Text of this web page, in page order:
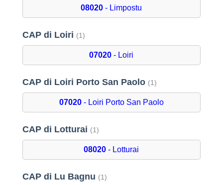
08020 - Limpostu
CAP di Loiri (1)
07020 - Loiri
CAP di Loiri Porto San Paolo (1)
07020- Loiri Porto San Paolo
CAP di Lotturai (1)
08020 - Lotturai
CAP di Lu Bagnu (1)